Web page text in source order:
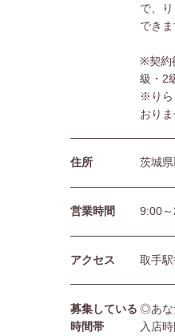
で、
でき
※契約
級・2
※りら
おりま
住所 茨城
営業時間 9:00
アクセス 取手
募集している
時間帯
◎あな
入店